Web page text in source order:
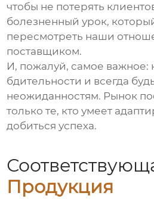
чтобы не потерять
болезненный урок,
пересмотреть наши
поставщиком.
И, пожалуй, самое важное:
бдительности и всегда
неожиданностям. Рынок
только те, кто умеет
добиться успеха.
Продукция